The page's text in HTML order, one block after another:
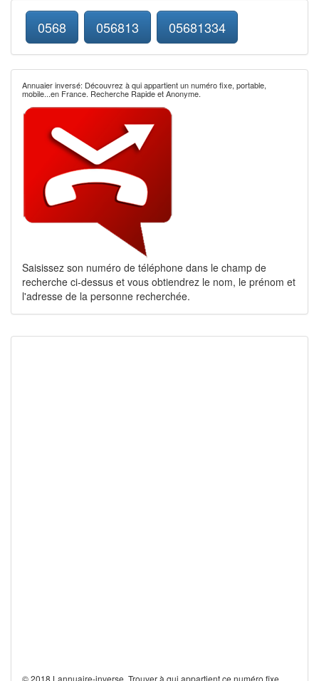
0568 056813 05681334
Annuaier inversé: Découvrez à qui appartient un numéro fixe, portable,
mobile...en France. Recherche Rapide et Anonyme.
Saisissez son numéro de téléphone dans le champ de
recherche ci-dessus et vous obtiendrez le nom, le prénom et
l'adresse de la personne recherchée.
© 2018 Lannuaire-inverse. Trouver à qui appartient ce numéro fixe,